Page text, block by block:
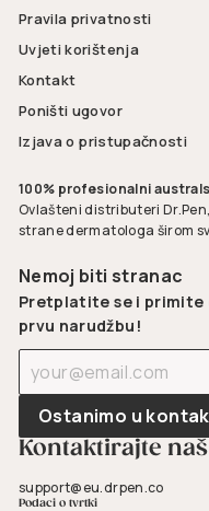
Pravila privatnosti
Uvjeti korištenja
Kontakt
Poništi ugovor
Izjava o pristupačnosti
100% profesionalni
Ovlašteni distributeri
strane dermatologa širom
Nemoj biti stranac
Pretplatite se i primite
prvu narudžbu!
svoju
poštu
se
Ostanimo u
Kontaktirajte
support@eu.drpen.co
Podaci o tvrtki